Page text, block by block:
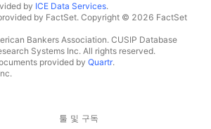
by ICE Data Services.
by FactSet. Copyright © 2026 FactSet
Bankers Association. CUSIP Database
Systems Inc. All rights reserved.
provided by Quartr.
툴 및 구독